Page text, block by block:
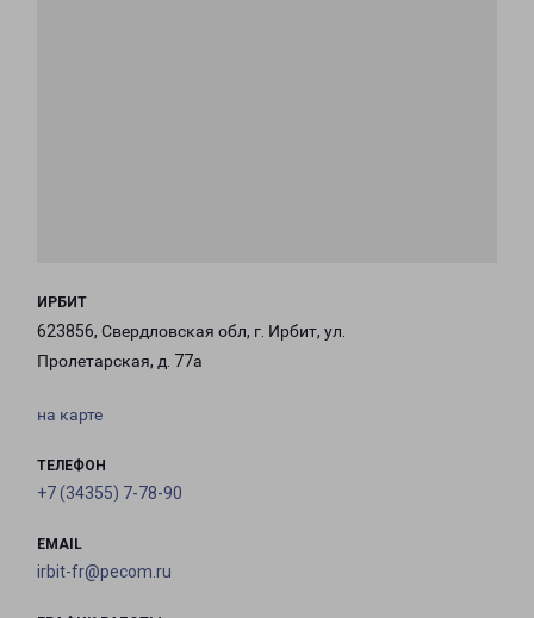
ИРБИТ
623856, Свердловская обл, г. Ирбит, ул.
Пролетарская, д. 77а
на карте
ТЕЛЕФОН
+7 (34355) 7-78-90
EMAIL
irbit-fr@pecom.ru